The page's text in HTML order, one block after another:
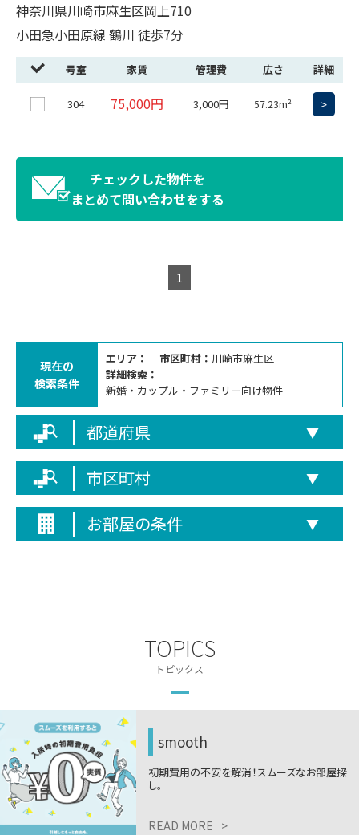
神奈川県川崎市麻生区岡上710
小田急小田原線 鶴川 徒歩7分
号室 家賃 管理費 広さ 詳細
304 75,000円 3,000円 57.23m² >
チェックした物件を
まとめて問い合わせをする
1
現在の
検索条件
エリア： 市区町村： 川崎市麻生区
詳細検索：
新婚・カップル・ファミリー向け物件
都道府県 ▼
市区町村 ▼
お部屋の条件 ▼
TOPICS
トピックス
smooth
初期費用の不安を解消！スムーズなお部屋探
し。
READ MORE >